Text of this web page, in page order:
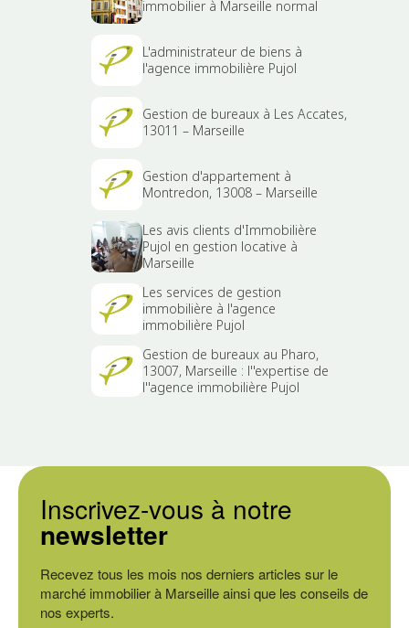
immobilier à Marseille normal
L'administrateur de biens à
l'agence immobilière Pujol
Gestion de bureaux à Les Accates,
13011 – Marseille
Gestion d'appartement à
Montredon, 13008 – Marseille
Les avis clients d'Immobilière
Pujol en gestion locative à
Marseille
Les services de gestion
immobilière à l'agence
immobilière Pujol
Gestion de bureaux au Pharo,
13007, Marseille : l''expertise de
l''agence immobilière Pujol
Inscrivez-vous à notre
newsletter
Recevez tous les mois nos derniers articles sur le
marché immobilier à Marseille ainsi que les conseils de
nos experts.